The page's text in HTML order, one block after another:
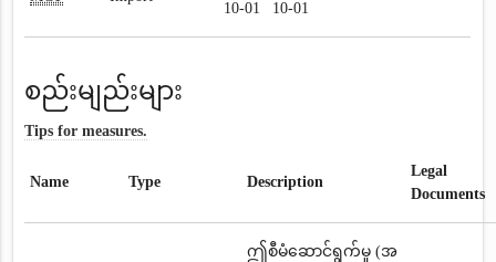
10-01
10-01
စည်းမျည်းများ
Tips for measures.
Name Type Description
Legal
Documents
ဤစီမံဆောင်ရွက်မှု (အ